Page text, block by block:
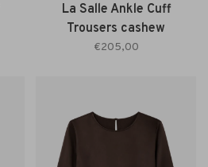
La Salle Ankle Cuff
Trousers cashew
€205,00